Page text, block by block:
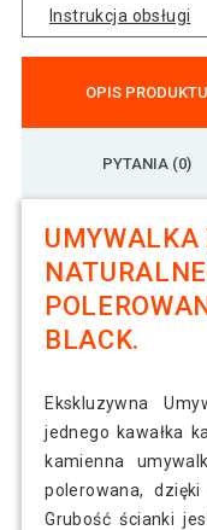
Instrukcja obsługi
OPIS PRODUKTU
PYTANIA (0)
BLACK.
Ekskluzywna
jednego kawałka
kamienna
polerowana,
Grubość ścianki